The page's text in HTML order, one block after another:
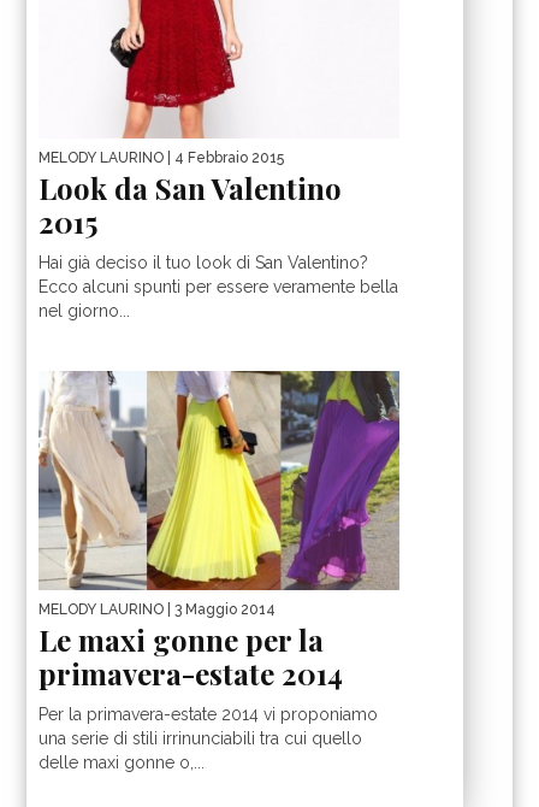
MELODY LAURINO | 4 Febbraio 2015
Look da San Valentino
2015
Hai già deciso il tuo look di San Valentino?
Ecco alcuni spunti per essere veramente bella
nel giorno...
MELODY LAURINO | 3 Maggio 2014
Le maxi gonne per la
primavera-estate 2014
Per la primavera-estate 2014 vi proponiamo
una serie di stili irrinunciabili tra cui quello
delle maxi gonne o,...